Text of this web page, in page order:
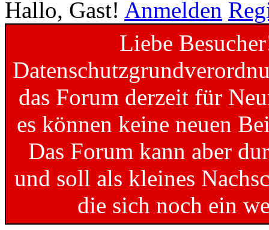
Hallo, Gast! Anmelden
Liebe
das Forum derzeit für
es können keine neuen
Das Forum kann aber
und soll als kleines
die sich noch ein